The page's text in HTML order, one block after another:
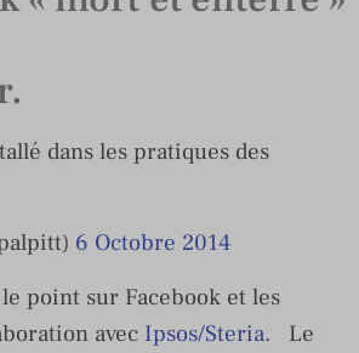
dans les pratiques des
6 Octobre 2014
point sur Facebook et les
avec Ipsos/Steria. Le